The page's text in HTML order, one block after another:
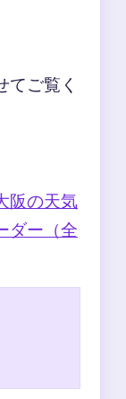
てご覧く
阪の天気
ダー（全